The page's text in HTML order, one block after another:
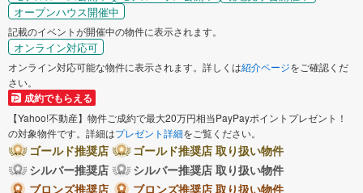
オープンハウス開催中
記載のイベントが開催中の物件に表示されます。
オンライン対応可
オンライン対応可能な物件に表示されます。詳しくは紹介ページをご確認くだ
さい。
成約でもらえる
【Yahoo!不動産】物件ご成約で最大20万円相当PayPayポイントプレゼント！
の対象物件です。詳細はプレゼント詳細をご覧ください。
ゴールド推奨店
ゴールド推奨店 取り扱い物件
シルバー推奨店
シルバー推奨店 取り扱い物件
ブロンズ推奨店
ブロンズ推奨店 取り扱い物件